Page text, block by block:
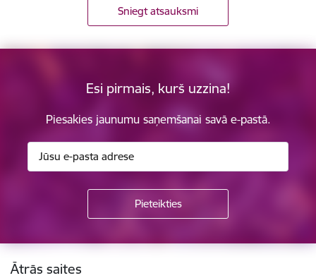
Sniegt atsauksmi
Esi pirmais, kurš uzzina!
Piesakies jaunumu saņemšanai savā e-pastā.
Kājene
Ātrās saites